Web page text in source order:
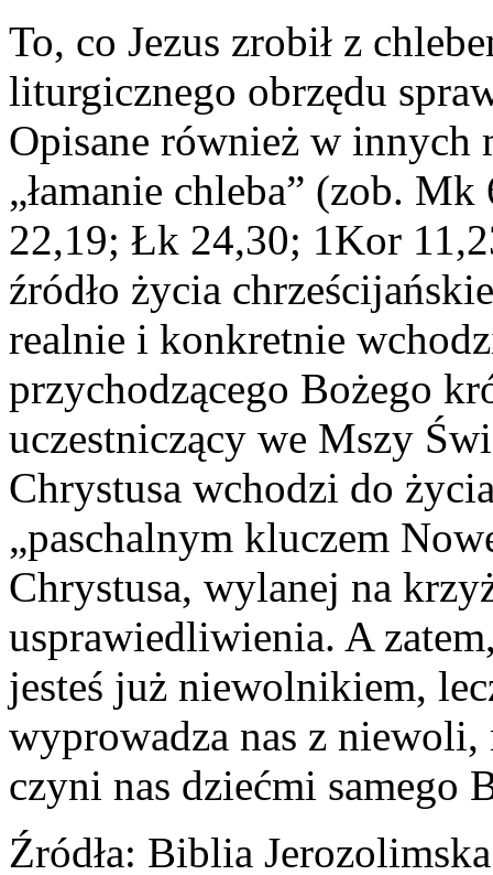
To, co Jezus zrobił z
liturgicznego obrzędu
Opisane również w innych
„łamanie chleba” (zob.
22,19; Łk 24,30; 1Kor
źródło życia
realnie i konkretnie
przychodzącego Bożego
uczestniczący we Mszy
Chrystusa wchodzi do
„paschalnym kluczem
Chrystusa, wylanej na
usprawiedliwienia. A
jesteś już niewolnikiem,
wyprowadza nas z
czyni nas dziećmi samego
Źródła: Biblia